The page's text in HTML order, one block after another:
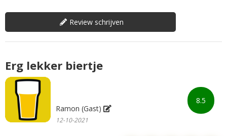
Review schrijven
8.5
Erg lekker biertje
Ramon (Gast)
12-10-2021